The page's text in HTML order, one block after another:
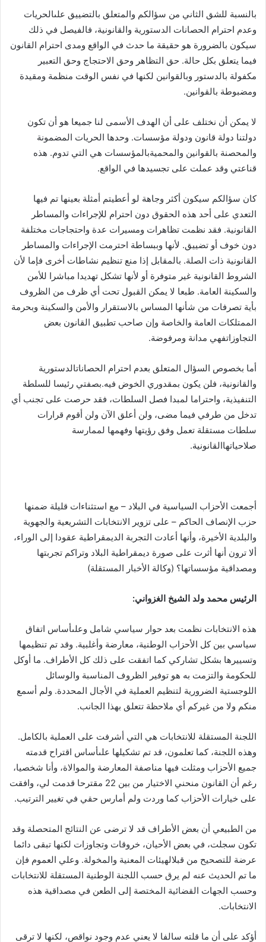
بالنسبة للشق الثاني من سؤالكم والمتعلق بالتضييق علىالحريات
وعدم احترام الحصانات الدستورية والقانونية، فالفيصل في ذلك
سيكون بالضرورة هو حقيقة ما حدث في الواقع ومدى احترام القانون
فيما يتعلق بكل حالة. حق التظاهر وحق الاحتجاج وحق التعبير
مكفولة بالدستور وبالقوانين لكنها في نفس الوقت منظمة ومقيدة
ومضبوطة بالقوانين.
لا يمكن أن نختلف على أن الهدف الأسمى لنا جميعا هو أن تكون
دولتنا دولة قانون ودولة مؤسسات. وحدها الحريات المضمونة
والمحصنة بالقوانين والمحميةبالمؤسسات هي التي تدوم. هذه
قناعتي وقد عملت على تجسيدها في الواقع.
كان سؤالكم سيكون أكثر وجاهة لو أعطيتم أمثلة بعينها تم فيها
التعدي على أحد هذه الحقوق دون احترام للإجراءات والمساطر
القانونية. فقد نظمت تظاهرات ومسيرات عدة واحتجاجات مختلفة
دون خوف أو تضييق. لأنها وببساطة احترمت الإجراءات والمساطر
القانونية ذات الصلة. بالمقابل إذا منع تنظيم نشاطات أخرى فإما لأن
الشروط القانونية غير متوفرة أو لأنها تشكل تهديدا مباشرا للأمن
والسكينة العامة. طبعا لا يمكن القبول تحت أي ظرف من الظروف
بأية تصرفات من شأنها المساس بالاستقرار والأمن والسكينة وبحرمة
الممتلكات العامة والخاصة وإن صاحب تطبيق القانون بعض
التجاوزاتفهي مدانة ومرفوضة.
أما بخصوص السؤال المتعلق بعدم احترام الحصاناتالدستورية
والقانونية، فلن يكون بمقدوري الخوض فيه.بصفتي رئيسا للسلطة
التنفيذية، واحتراما لمبدا فصل السلطات، فقد حرصت على تجنب أي
تدخل من طرفي فيما مضى، ولن أعلق الآن ولن أقوم قرارات
سلطات مستقلة تعمل وفق رؤيتها وفهمها لممارسة
صلاحياتهاالقانونية.
أجمعت الأحزاب السياسية في البلاد – مع استثناءات قليلة ضمنها
حزب الإنصاف الحاكم – على تزوير الانتخابات التشريعية والجهوية
والبلدية الأخيرة، وأنها أعادت التجربة الديمقراطية عقودا إلى الوراء،
ألا ترون أنها أثرت على صورة ديمقراطية البلاد وتراكم تجربتها
ومصداقية مؤسساتها؟ (وكالة الأخبار المستقلة)
الرئيس محمد ولد الشيخ الغزواني:
هذه الانتخابات نظمت بعد حوار سياسي شامل وعلىأساس اتفاق
سياسي بين كل الأحزاب الوطنية، معارضة وأغلبية. وقد تم تنظيمها
وتسييرها بشكل تشاركي كما اتفقت على ذلك كل الأطراف. ما أوكل
للحكومة والتزمت به هو توفير الظروف المناسبة والوسائل
اللوجستية الضرورية لتنظيم العملية في الأجال المحددة. ولم أسمع
منكم ولا من غيركم أي ملاحظة تتعلق بهذا الجانب.
اللجنة المستقلة للانتخابات هي التي أشرفت على العملية بالكامل.
وهذه اللجنة، كما تعلمون، قد تم تشكيلها علىأساس اقتراح قدمته
جميع الأحزاب ومثلت فيها مناصفة المعارضة والموالاة، وأنا شخصيا،
رغم أن القانون منحني الاختيار من بين 22 مقترحا قدمت لي، وافقت
على خيارات الأحزاب كما وردت ولم أمارس حقي في تغيير الترتيب.
‎من الطبيعي أن بعض الأطراف قد لا ترضى عن النتائج المتحصلة وقد
تكون سجلت، في بعض الأحيان، خروقات وتجاوزات لكنها تبقى دائما
عرضة للتصحيح من قبلالهيئات المعنية والمخولة. وعلي العموم فإن
ما تم الحديث عنه لم يرق حسب اللجنة الوطنية المستقلة للانتخابات
وحسب الجهات القضائية المختصة إلى الطعن في مصداقية هذه
الانتخابات.
أؤكد على أن ما قلته سالفا لا يعني عدم وجود نواقص، لكنها لا ترقى